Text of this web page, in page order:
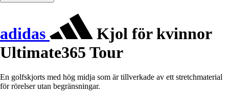
adidas
Kjol för kvinnor
Ultimate365 Tour
En golfskjorts med hög midja som är tillverkade av ett stretchmaterial
för rörelser utan begränsningar.